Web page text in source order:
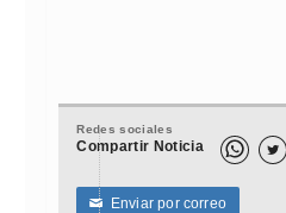
Redes sociales
Compartir Noticia 
✉ Enviar por correo